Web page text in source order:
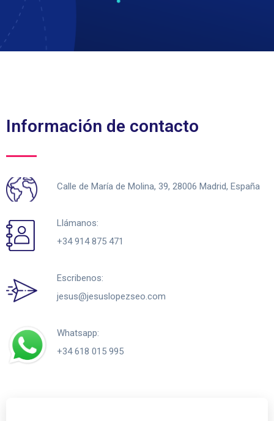
Información de contacto
Calle de María de Molina, 39, 28006 Madrid, España
Llámanos:
+34 914 875 471
Escribenos:
jesus@jesuslopezseo.com
Whatsapp:
+34 618 015 995